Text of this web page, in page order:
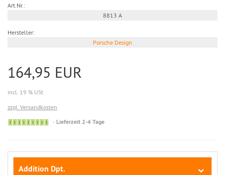
Art.Nr.:
8813 A
Hersteller:
Porsche Design
164,95 EUR
incl. 19 % USt
zzgl. Versandkosten
Kurzfristig
Lieferzeit 2-4 Tage
Addition Dpt.